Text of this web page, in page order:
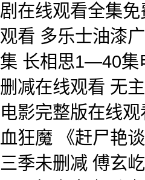
剧在线观看全集
观看 多乐士油漆
集 长相思1—40集
删减在线观看 无
电影完整版在线
血狂魔 《赶尸艳
三季未删减 傅玄